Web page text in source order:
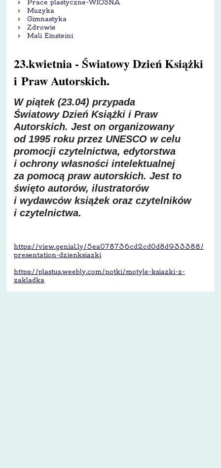
Prace plastyczne-WIOSNA
Muzyka
Gimnastyka
Zdrowie
Mali Einsteini
23.kwietnia - Światowy Dzień Książki
i Praw Autorskich.
W piątek (23.04) przypada
Światowy Dzień Książki i Praw
Autorskich. Jest on organizowany
od 1995 roku przez UNESCO w celu
promocji czytelnictwa, edytorstwa
i ochrony własności intelektualnej
za pomocą praw autorskich. Jest to
święto autorów, ilustratorów
i wydawców książek oraz czytelników
i czytelnictwa.
https://view.genial.ly/5ea078736cd2cd0d8d933388/
presentation-dzienksiazki
https://plastus.weebly.com/notki/motyle-ksiazki-z-
zakladka